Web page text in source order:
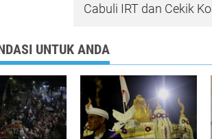
Cabuli IRT dan Cekik
UNTUK ANDA